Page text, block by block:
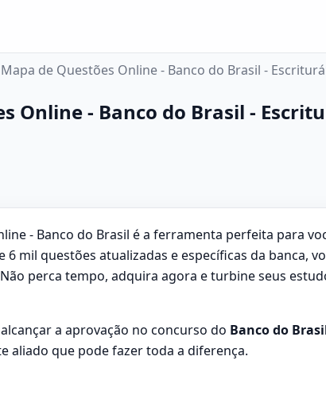
Mapa de Questões Online - Banco do Brasil -
Online - Banco do Brasil -
- Banco do Brasil é a ferramenta perfeita para
6 mil questões atualizadas e específicas da
perca tempo, adquira agora e turbine seus
a aprovação no concurso do Banco do
aliado que pode fazer toda a diferença.